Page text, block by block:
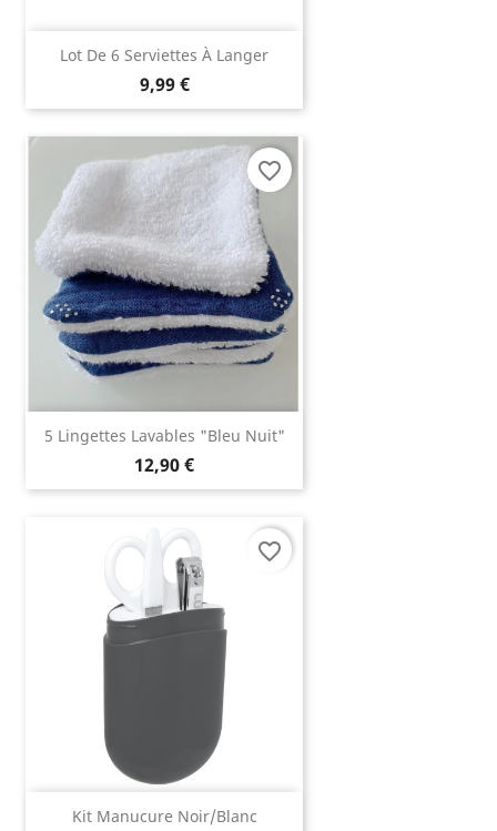
Lot De 6 Serviettes À Langer
9,99 €
5 Lingettes Lavables "Bleu Nuit"
12,90 €
favorite_border
Kit Manucure Noir/blanc
favorite_border